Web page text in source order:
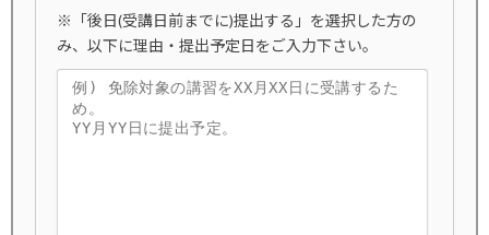
※「後日(受講日前までに)提出する」を選択した方の
み、以下に理由・提出予定日をご入力下さい。